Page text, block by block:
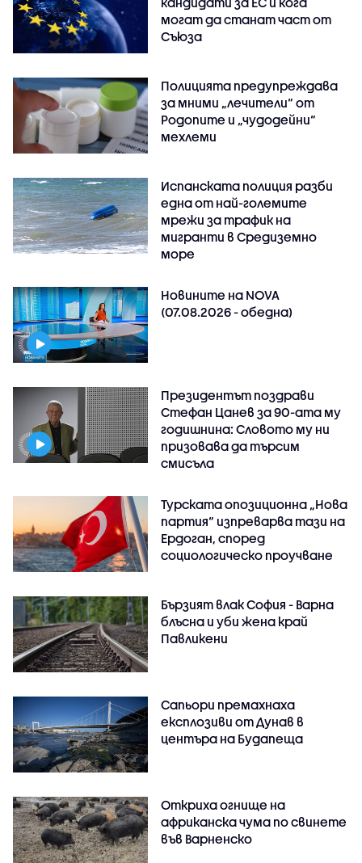
могат да станат част от
Съюза
Полицията предупреждава
за мними „лечители“ от
Родопите и „чудодейни“
мехлеми
Испанската полиция разби
една от най-големите
мрежи за трафик на
мигранти в Средиземно
море
Новините на NOVA
(07.08.2026 - обедна)
Президентът поздрави
Стефан Цанев за 90-ата му
годишнина: Словото му ни
призовава да търсим
смисъла
Турската опозиционна „Нова
партия“ изпреварва тази на
Ердоган, според
социологическо проучване
Бързият влак София - Варна
блъсна и уби жена край
Павликени
Сапьори премахнаха
експлозиви от Дунав в
центъра на Будапеща
Откриха огнище на
африканска чума по свинете
във Варненско